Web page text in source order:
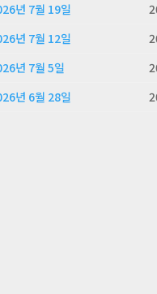
년 7월 19일
년 7월 12일
년 7월 5일
년 6월 28일